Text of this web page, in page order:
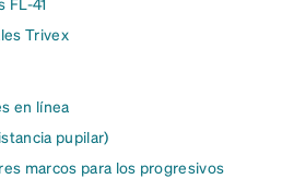
Trivex
en línea
pupilar)
marcos para los progresivos